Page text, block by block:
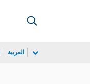
العربية